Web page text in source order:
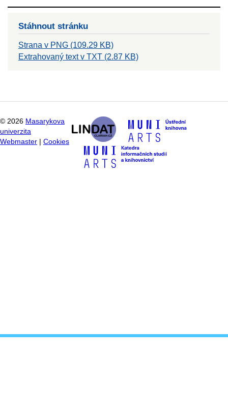
Stáhnout stránku
Strana v PNG (109.29 KB)
Extrahovaný text v TXT (2.87 KB)
© 2026 Masarykova
univerzita
Webmaster
Cookies